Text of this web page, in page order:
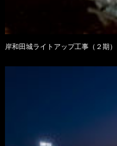
岸和田城ライトアップ工事（２期）